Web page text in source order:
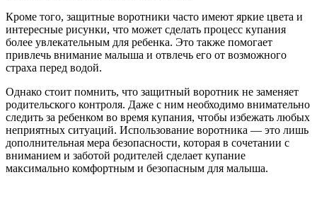
Кроме того, защитные воротники часто имеют яркие цвета и
интересные рисунки, что может сделать процесс купания
более увлекательным для ребенка. Это также помогает
привлечь внимание малыша и отвлечь его от возможного
страха перед водой.
Однако стоит помнить, что защитный воротник не заменяет
родительского контроля. Даже с ним необходимо внимательно
следить за ребенком во время купания, чтобы избежать любых
неприятных ситуаций. Использование воротника — это лишь
дополнительная мера безопасности, которая в сочетании с
вниманием и заботой родителей сделает купание
максимально комфортным и безопасным для малыша.